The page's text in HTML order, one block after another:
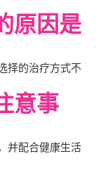
原因是
择的治疗方式不
意事
并配合健康生活